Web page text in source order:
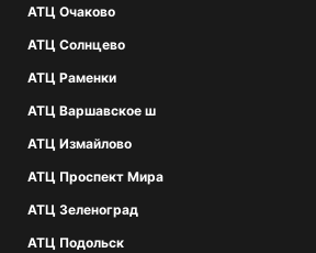
АТЦ Очаково
АТЦ Солнцево
АТЦ Раменки
АТЦ Варшавское ш
АТЦ Измайлово
АТЦ Проспект Мира
АТЦ Зеленоград
АТЦ Подольск